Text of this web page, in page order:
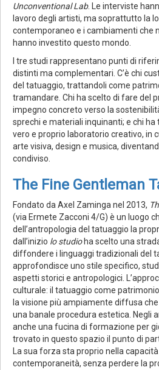
Unconventional Lab. Le interviste
lavoro degli artisti, ma soprattutto la
contemporaneo e i cambiamenti che
hanno investito questo mondo.
I tre studi rappresentano punti di
distinti ma complementari. C’è chi
del tatuaggio, trattandoli come
tramandare. Chi ha scelto di fare del
impegno concreto verso la
sprechi e materiali inquinanti; e chi
vero e proprio laboratorio creativo, in
arte visiva, design e musica,
condiviso.
The Fine Gentleman
Fondato da Axel Zaminga nel 2013,
(via Ermete Zacconi 4/G) è un luogo
dell’antropologia del tatuaggio la
dall’inizio lo studio ha scelto una
diffondere i linguaggi tradizionali del
approfondisce uno stile specifico,
aspetti storici e antropologici.
culturale: il tatuaggio come
la visione più ampiamente diffusa
una banale procedura estetica. Negli
anche una fucina di formazione per
trovato in questo spazio il punto di
La sua forza sta proprio nella
contemporaneità, senza perdere la